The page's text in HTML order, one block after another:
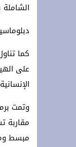
الشاملة
كما
على
وتمت
مقاربة
مبسط